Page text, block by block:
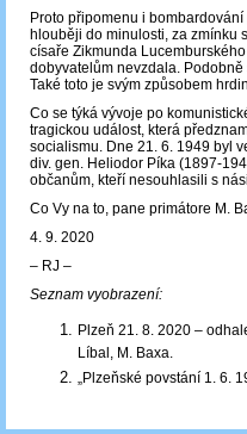
Proto připomenu i
hlouběji do minulosti, za zmínku
císaře Zikmunda
dobyvatelům nevzdala.
Také toto je svým způsobem
Co se týká vývoje po
tragickou událost, která
socialismu. Dne 21. 6. 1949 byl
div. gen. Heliodor Píka (1897-
občanům, kteří nesouhlasili s
Co Vy na to, pane primátore M.
4. 9. 2020
‒ RJ ‒
Seznam vyobrazení:
Plzeň 21. 8. 2020 –
Líbal, M. Baxa.
„Plzeňské povstání 1. 6.